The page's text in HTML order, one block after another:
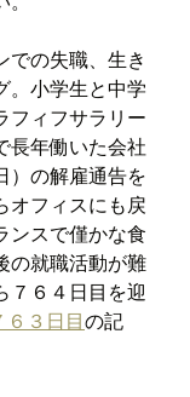
での失職、生き
小学生と中学
フィフサラリー
長年働いた会社
）の解雇通告を
オフィスにも戻
ンスで僅かな食
の就職活動が難
７６４日目を迎
６３日目の記